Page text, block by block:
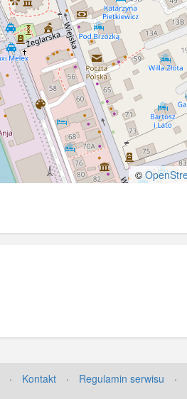
©
· Kontakt · Regulamin serwisu ·